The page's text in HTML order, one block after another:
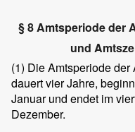
§ 8 Amtsperiode der
und
(1) Die Amtsperiode
dauert vier Jahre,
Januar und endet im
Dezember.